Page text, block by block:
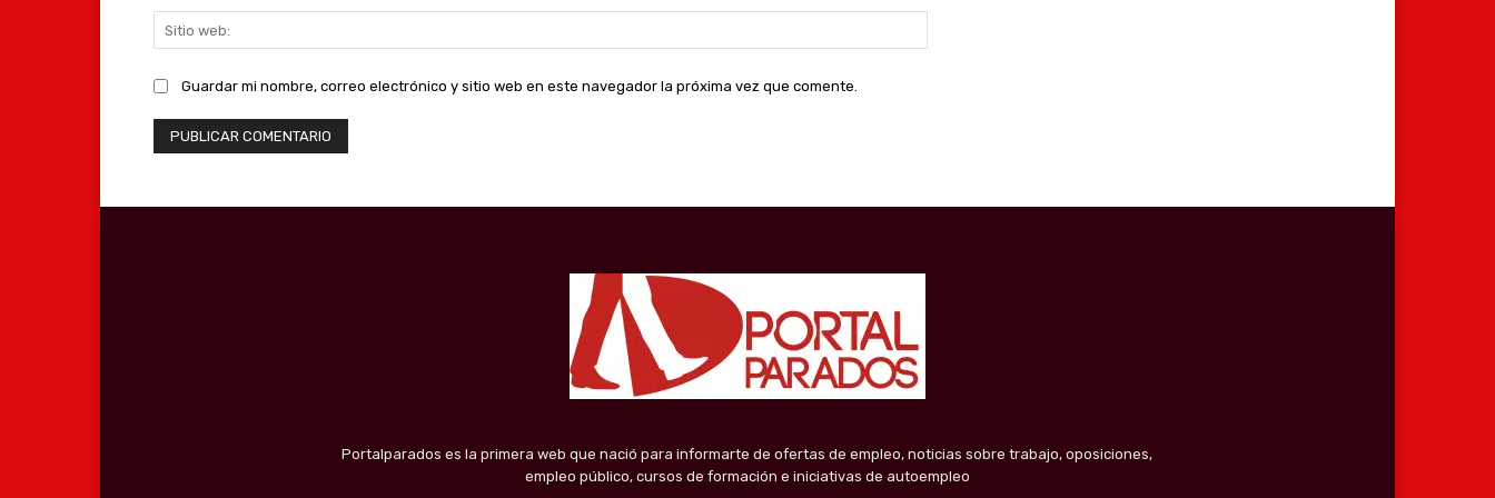
web:
Guardar mi nombre, correo electrónico y sitio web en este navegador la próxima vez que comente.
Portalparados es la primera web que nació para informarte de ofertas de empleo, noticias sobre trabajo, oposiciones,
empleo público, cursos de formación e iniciativas de autoempleo